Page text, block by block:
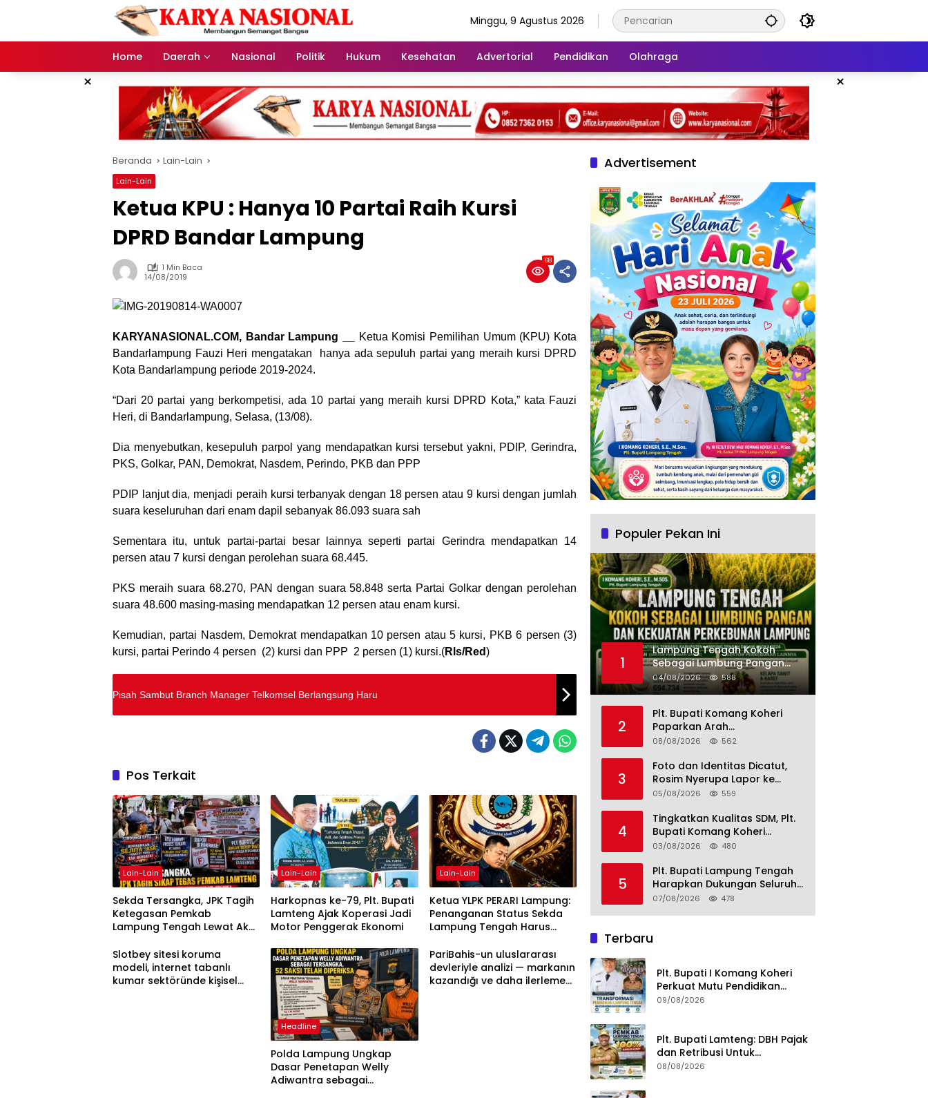
Minggu, 9 Agustus 2026
Home Daerah Nasional Politik Hukum Kesehatan Advertorial Pendidikan Olahraga
× ×
Beranda Lain-Lain
Lain-Lain
Ketua KPU : Hanya 10 Partai Raih Kursi
DPRD Bandar Lampung
1 Min Baca
14/08/2019
68
KARYANASIONAL.COM, Bandar Lampung __
Ketua Komisi Pemilihan Umum (KPU) Kota
Bandarlampung Fauzi Heri mengatakan hanya ada sepuluh partai yang meraih kursi DPRD
Kota Bandarlampung periode 2019-2024.
“Dari 20 partai yang berkompetisi, ada 10 partai yang meraih kursi DPRD Kota,” kata Fauzi
Heri, di Bandarlampung, Selasa, (13/08).
Dia menyebutkan, kesepuluh parpol yang mendapatkan kursi tersebut yakni, PDIP, Gerindra,
PKS, Golkar, PAN, Demokrat, Nasdem, Perindo, PKB dan PPP
PDIP lanjut dia, menjadi peraih kursi terbanyak dengan 18 persen atau 9 kursi dengan jumlah
suara keseluruhan dari enam dapil sebanyak 86.093 suara sah
Sementara itu, untuk partai-partai besar lainnya seperti partai Gerindra mendapatkan 14
persen atau 7 kursi dengan perolehan suara 68.445.
PKS meraih suara 68.270, PAN dengan suara 58.848 serta Partai Golkar dengan perolehan
suara 48.600 masing-masing mendapatkan 12 persen atau enam kursi.
Kemudian, partai Nasdem, Demokrat mendapatkan 10 persen atau 5 kursi, PKB 6 persen (3)
kursi, partai Perindo 4 persen (2) kursi dan PPP 2 persen (1) kursi.(Rls/Red)
Pisah Sambut Branch Manager Telkomsel Berlangsung Haru
Pos Terkait
Lain-Lain
Sekda Tersangka, JPK Tagih
Ketegasan Pemkab
Lampung Tengah Lewat Aksi
Lain-Lain
Harkopnas ke-79, Plt. Bupati
Lamteng Ajak Koperasi Jadi
Motor Penggerak Ekonomi
Lain-Lain
Ketua YLPK PERARI Lampung:
Penanganan Status Sekda
Lampung Tengah Harus
Tekanan Opini
Slotbey sitesi koruma
modeli, internet tabanlı
kumar sektöründe kişisel
Headline
Polda Lampung Ungkap
Dasar Penetapan Welly
Adiwantra sebagai
PariBahis-un uluslararası
devleriyle analizi — markanın
kazandığı ve daha ilerlemesi
Advertisement
Populer Pekan Ini
1
Lampung Tengah Kokoh
Sebagai Lumbung Pangan
dan Kekuatan Perkebunan
Lampung, Komang Koheri:
Fondasi Menuju Indonesia
Emas 2045
04/08/2026 588
2
Plt. Bupati Komang Koheri
Paparkan Arah
Pembangunan Lampung
Ekonomi, Infrastruktur dan
Kesejahteraan
08/08/2026 562
3
Foto dan Identitas Dicatut,
Rosim Nyerupa Lapor ke
Polres Lampung Tengah
05/08/2026 559
4
Tingkatkan Kualitas SDM, Plt.
Bupati Komang Koheri
Perkuat PSDKU Unila di
03/08/2026 480
5
Plt. Bupati Lampung Tengah
Harapkan Dukungan Seluruh
Pimpinan DPRD Bahas RKUA-
07/08/2026 478
Terbaru
Plt. Bupati I Komang Koheri
Perkuat Mutu Pendidikan
Lampung Tengah
09/08/2026
Plt. Bupati Lamteng: DBH Pajak
dan Retribusi Untuk
Pembangunan Kampung
08/08/2026